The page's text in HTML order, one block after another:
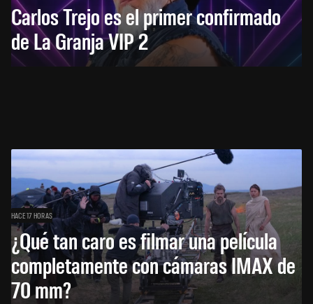
Carlos Trejo es el primer confirmado
de La Granja VIP 2
HACE 17 HORAS
¿Qué tan caro es filmar una película
completamente con cámaras IMAX de
70 mm?